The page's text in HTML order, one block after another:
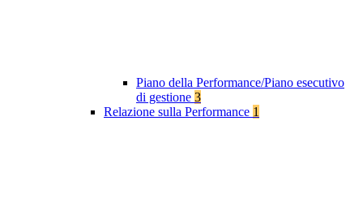
Piano della Performance/Piano esecutivo
di gestione 3
Relazione sulla Performance 1